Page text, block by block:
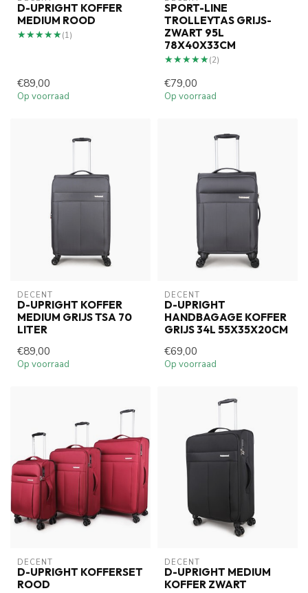
D-UPRIGHT KOFFER
MEDIUM ROOD
★★★★★
★★★★★(1)
€89,00
Op voorraad
SPORT-LINE
TROLLEYTAS GRIJS-
ZWART 95L
78X40X33CM
★★★★★
★★★★★(2)
€79,00
Op voorraad
DECENT
D-UPRIGHT KOFFER
MEDIUM GRIJS TSA 70
LITER
€89,00
Op voorraad
DECENT
D-UPRIGHT
HANDBAGAGE KOFFER
GRIJS 34L 55X35X20CM
€69,00
Op voorraad
DECENT
D-UPRIGHT KOFFERSET
ROOD
DECENT
D-UPRIGHT MEDIUM
KOFFER ZWART